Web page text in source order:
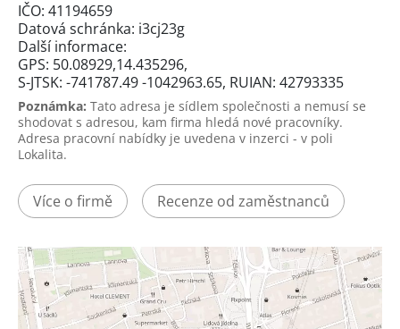
IČO: 41194659
Datová schránka: i3cj23g
Další informace:
GPS: 50.08929,14.435296,
S-JTSK: -741787.49 -1042963.65, RUIAN: 42793335
Poznámka: Tato adresa je sídlem společnosti a nemusí se
shodovat s adresou, kam firma hledá nové pracovníky.
Adresa pracovní nabídky je uvedena v inzerci - v poli
Lokalita.
Více o firmě Recenze od zaměstnanců